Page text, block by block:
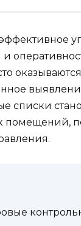
и
списки